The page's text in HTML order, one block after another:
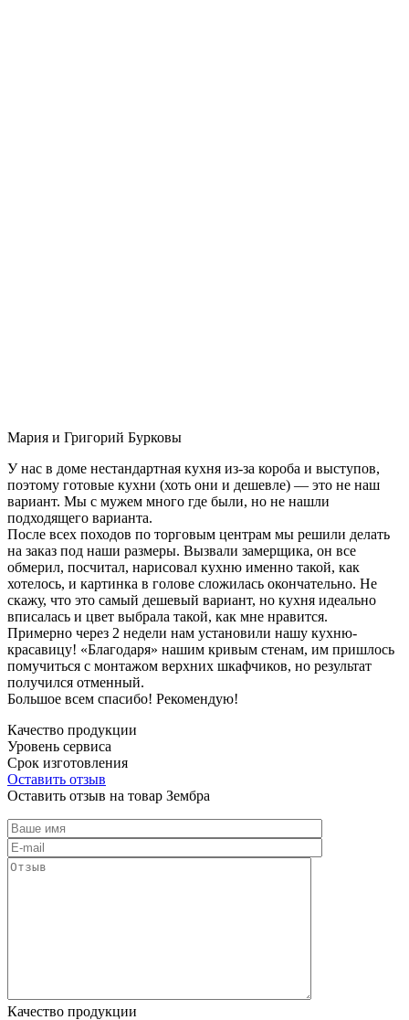
Мария и Григорий Бурковы
У нас в доме нестандартная кухня из-за короба и выступов,
поэтому готовые кухни (хоть они и дешевле) — это не наш
вариант. Мы с мужем много где были, но не нашли
подходящего варианта.
После всех походов по торговым центрам мы решили делать
на заказ под наши размеры. Вызвали замерщика, он все
обмерил, посчитал, нарисовал кухню именно такой, как
хотелось, и картинка в голове сложилась окончательно. Не
скажу, что это самый дешевый вариант, но кухня идеально
вписалась и цвет выбрала такой, как мне нравится.
Примерно через 2 недели нам установили нашу кухню-
красавицу! «Благодаря» нашим кривым стенам, им пришлось
помучиться с монтажом верхних шкафчиков, но результат
получился отменный.
Большое всем спасибо! Рекомендую!
Качество продукции
Уровень сервиса
Срок изготовления
Оставить отзыв
Оставить отзыв на товар Зембра
Качество продукции